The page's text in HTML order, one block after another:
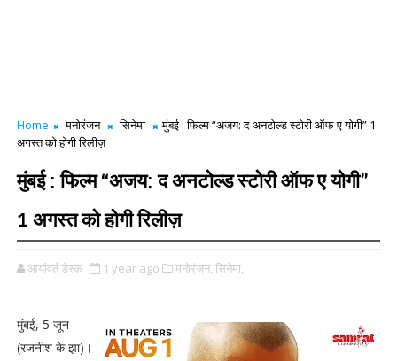
Home मनोरंजन सिनेमा
मुंबई : फिल्म “अजय: द अनटोल्ड स्टोरी ऑफ ए योगी” 1
अगस्त को होगी रिलीज़
मुंबई : फिल्म “अजय: द अनटोल्ड स्टोरी ऑफ ए योगी”
1 अगस्त को होगी रिलीज़
आर्यावर्त डेस्क 1 year ago मनोरंजन, सिनेमा,
मुंबई, 5 जून
(रजनीश के झा)।